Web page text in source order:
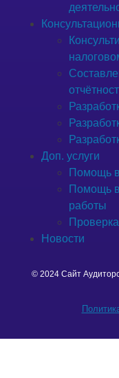
Доп. услуги
Помощь
Помощь в
работы
Новости
© 2024 Сайт